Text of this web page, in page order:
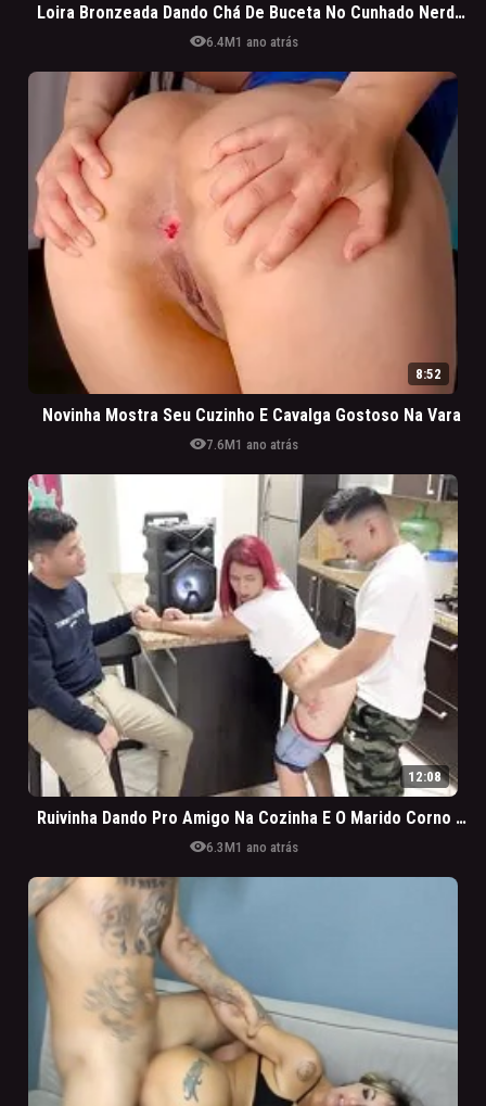
Loira Bronzeada Dando Chá De Buceta No Cunhado Nerd Riquinho
visibility6.4M1 ano atrás
8:52
Novinha Mostra Seu Cuzinho E Cavalga Gostoso Na Vara
visibility7.6M1 ano atrás
12:08
Ruivinha Dando Pro Amigo Na Cozinha E O Marido Corno Vendo Tudo
visibility6.3M1 ano atrás